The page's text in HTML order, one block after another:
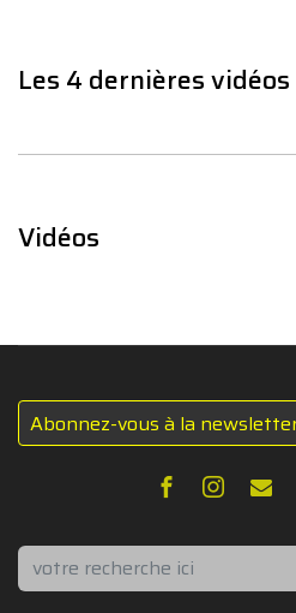
Les 4 dernières
Vidéos
Abonnez-vous à la
Rechercher